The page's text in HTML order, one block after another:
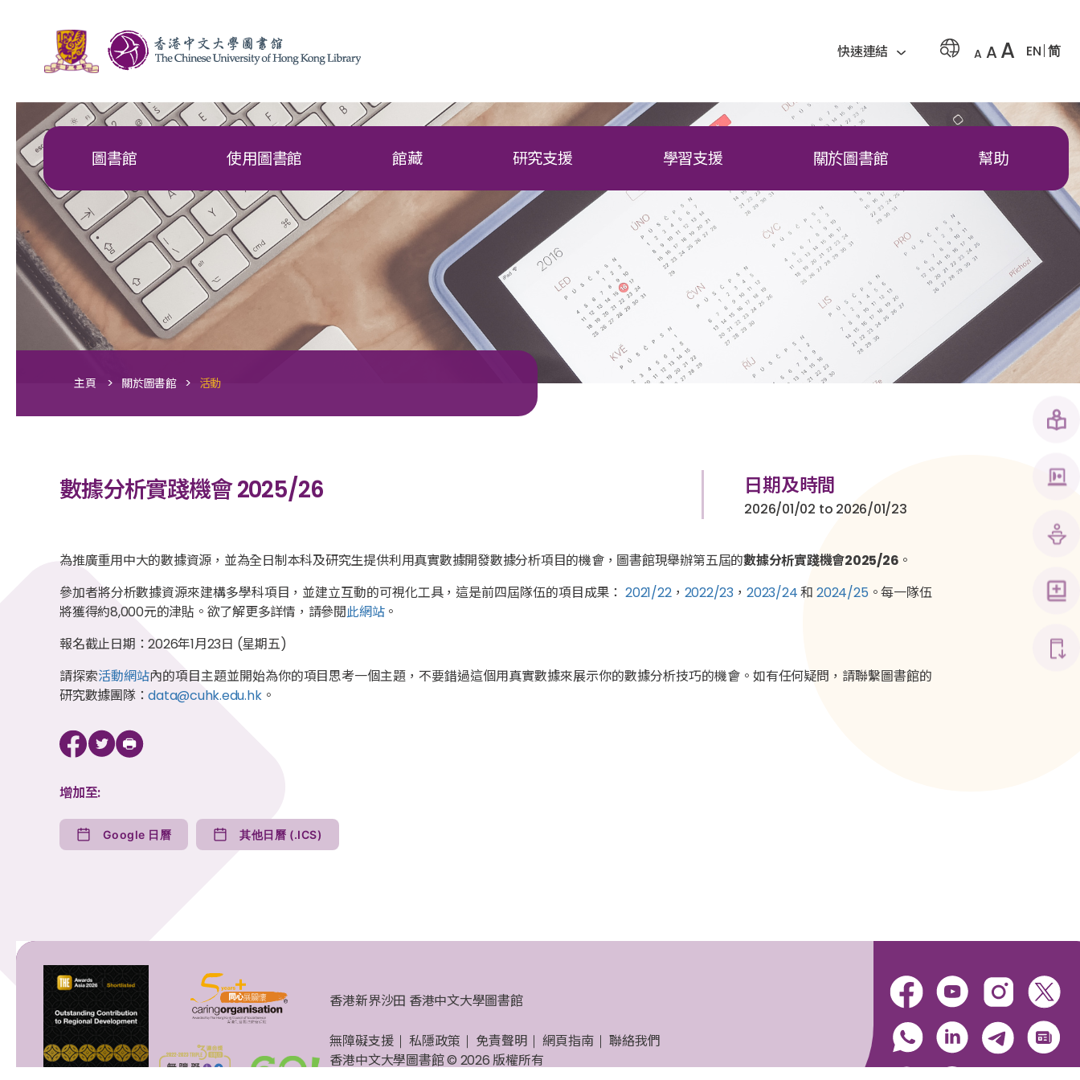
快速連結 A A A EN 简
圖書館 使用圖書館 館藏 研究支援 學習支援 關於圖書館 幫助
主頁 > 關於圖書館 > 活動
數據分析實踐機會 2025/26 日期及時間
2026/01/02 to 2026/01/23
為推廣重用中大的數據資源，並為全日制本科及研究生提供利用真實數據開發數據分析項目的機會，圖書館現舉辦第五屆的數據分析實踐機會2025/26 。
參加者將分析數據資源來建構多學科項目，並建立互動的可視化工具，這是前四屆隊伍的項目成果：2021/22， 2022/23，2023/24和2024/25 。每一隊伍
將獲得約8,000元的津貼。欲了解更多詳情，請參閱此網站。
報名截止日期：2026年1月23日 (星期五)
請探索活動網站內的項目主題並開始為你的項目思考一個主題，不要錯過這個用真實數據來展示你的數據分析技巧的機會。如有任何疑問，請聯繫圖書館的
研究數據團隊：data@cuhk.edu.hk。
增加至:
Google 日曆 其他日曆 (.ICS)
香港新界沙田 香港中文大學圖書館
無障礙支援 私隱政策 免責聲明 網頁指南
聯絡我們
香港中文大學圖書館 © 2026 版權所有